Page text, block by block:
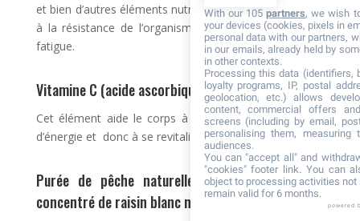
et bien d’autres éléments nutritifs essentiels favorables
à la résistance de l’organisme face au stress et à la
fatigue.
Vitamine C (acide ascorbique)
Cet élément aide le corps à maintenir un bon niveau
d’énergie et donc à se revitaliser en cas de fatigue.
Purée de pêche naturelle (8%), fructose, jus
concentré de raisin blanc naturel
With our 105partners, we wish
your devices (cookies, pixels in
personal data with our partners,
in our emails, already held by
in other contexts.
Processing this data (identifiers,
loyalty programs, IP, postal
geolocation, etc.) allows
content, commercial offers
screens (including by email,
personalising them, measuring
audiences.
You can "accept all" and
"cookies" footer link. You can
object to processing activities
remain valid for 6 months.
powered